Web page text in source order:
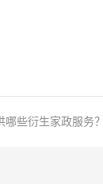
些衍生家政服务？